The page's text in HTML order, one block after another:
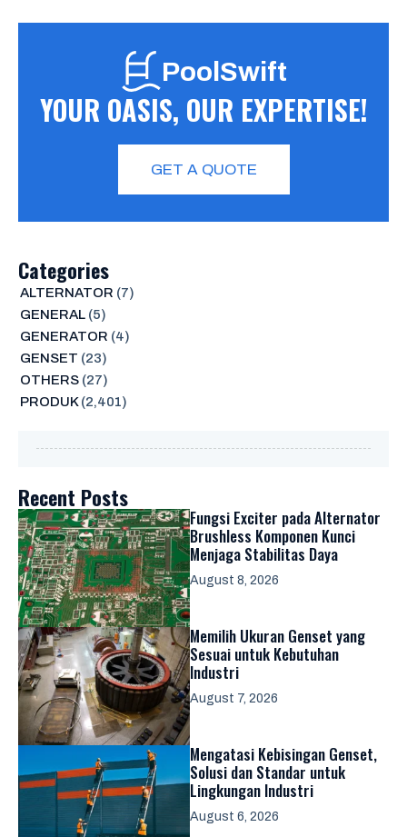
PoolSwift
YOUR OASIS, OUR EXPERTISE!
GET A QUOTE
Categories
ALTERNATOR (7)
GENERAL(5)
GENERATOR (4)
GENSET (23)
OTHERS(27)
PRODUK(2,401)
Recent Posts
Fungsi Exciter pada Alternator
Brushless Komponen Kunci
Menjaga Stabilitas Daya
August 8, 2026
Memilih Ukuran Genset yang
Sesuai untuk Kebutuhan
Industri
August 7, 2026
Mengatasi Kebisingan Genset,
Solusi dan Standar untuk
Lingkungan Industri
August 6, 2026